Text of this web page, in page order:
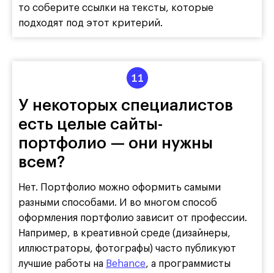
то соберите ссылки на тексты, которые
подходят под этот критерий.
У некоторых специалистов
есть целые сайты-
портфолио — они нужны
всем?
Нет. Портфолио можно оформить самыми
разными способами. И во многом способ
оформления портфолио зависит от профессии.
Например, в креативной среде (дизайнеры,
иллюстраторы, фотографы) часто публикуют
лучшие работы на Behance, а программисты